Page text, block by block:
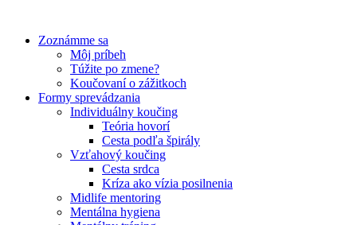
obsah
Zoznámme sa
Môj príbeh
Túžite po zmene?
Koučovaní o zážitkoch
Formy sprevádzania
Individuálny koučing
Teória hovorí
Cesta podľa špirály
Vzťahový koučing
Cesta srdca
Kríza ako vízia posilnenia
Midlife mentoring
Mentálna hygiena